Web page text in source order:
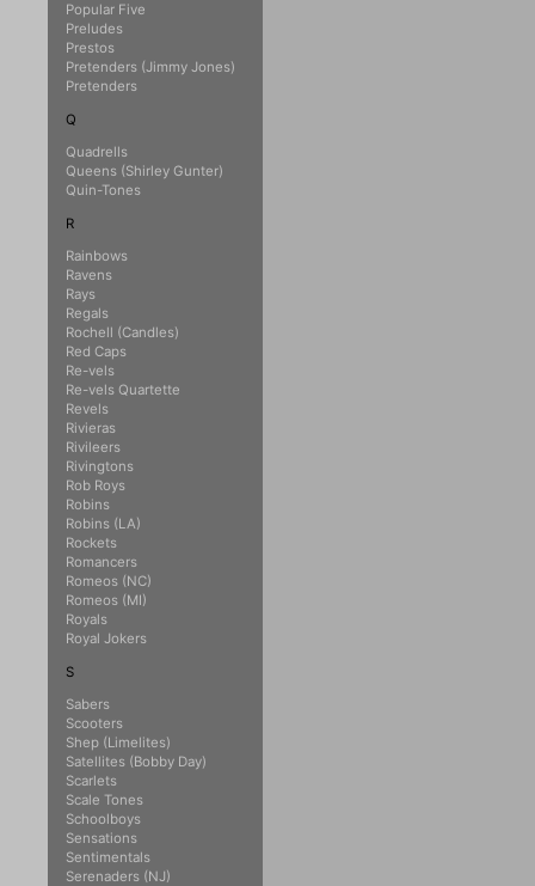
Popular Five
Preludes
Prestos
Pretenders (Jimmy Jones)
Pretenders
Q
Quadrells
Queens (Shirley Gunter)
Quin-Tones
R
Rainbows
Ravens
Rays
Regals
Rochell (Candles)
Red Caps
Re-vels
Re-vels Quartette
Revels
Rivieras
Rivileers
Rivingtons
Rob Roys
Robins
Robins (LA)
Rockets
Romancers
Romeos (NC)
Romeos (MI)
Royals
Royal Jokers
S
Sabers
Scooters
Shep (Limelites)
Satellites (Bobby Day)
Scarlets
Scale Tones
Schoolboys
Sensations
Sentimentals
Serenaders (NJ)